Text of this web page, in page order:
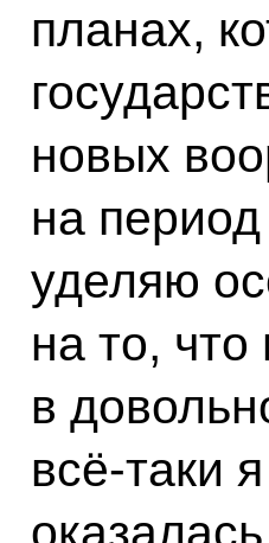
планах,
новых
на
уделяю
на то,
в
всё‑таки